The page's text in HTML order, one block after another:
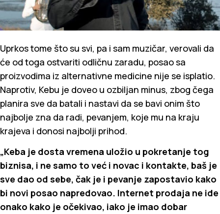
Uprkos tome što su svi, pa i sam muzičar, verovali da
će od toga ostvariti odličnu zaradu, posao sa
proizvodima iz alternativne medicine nije se isplatio.
Naprotiv, Kebu je doveo u ozbiljan minus, zbog čega
planira sve da batali i nastavi da se bavi onim što
najbolje zna da radi, pevanjem, koje mu na kraju
krajeva i donosi najbolji prihod.
„Keba je dosta vremena uložio u pokretanje tog
biznisa, i ne samo to već i novac i kontakte, baš je
sve dao od sebe, čak je i pevanje zapostavio kako
bi novi posao napredovao. Internet prodaja ne ide
onako kako je očekivao, iako je imao dobar